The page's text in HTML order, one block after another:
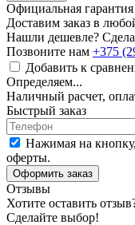
Официальная
Доставим заказ в
Нашли дешевле?
Позвоните нам +375
Добавить к
Определяем...
Наличный расчет,
Быстрый заказ
Нажимая на
оферты.
Оформить заказ
Отзывы
Хотите оставить
Сделайте выбор!